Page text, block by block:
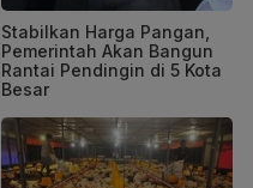
Stabilkan Harga Pangan,
Pemerintah Akan Bangun
Rantai Pendingin di 5 Kota
Besar